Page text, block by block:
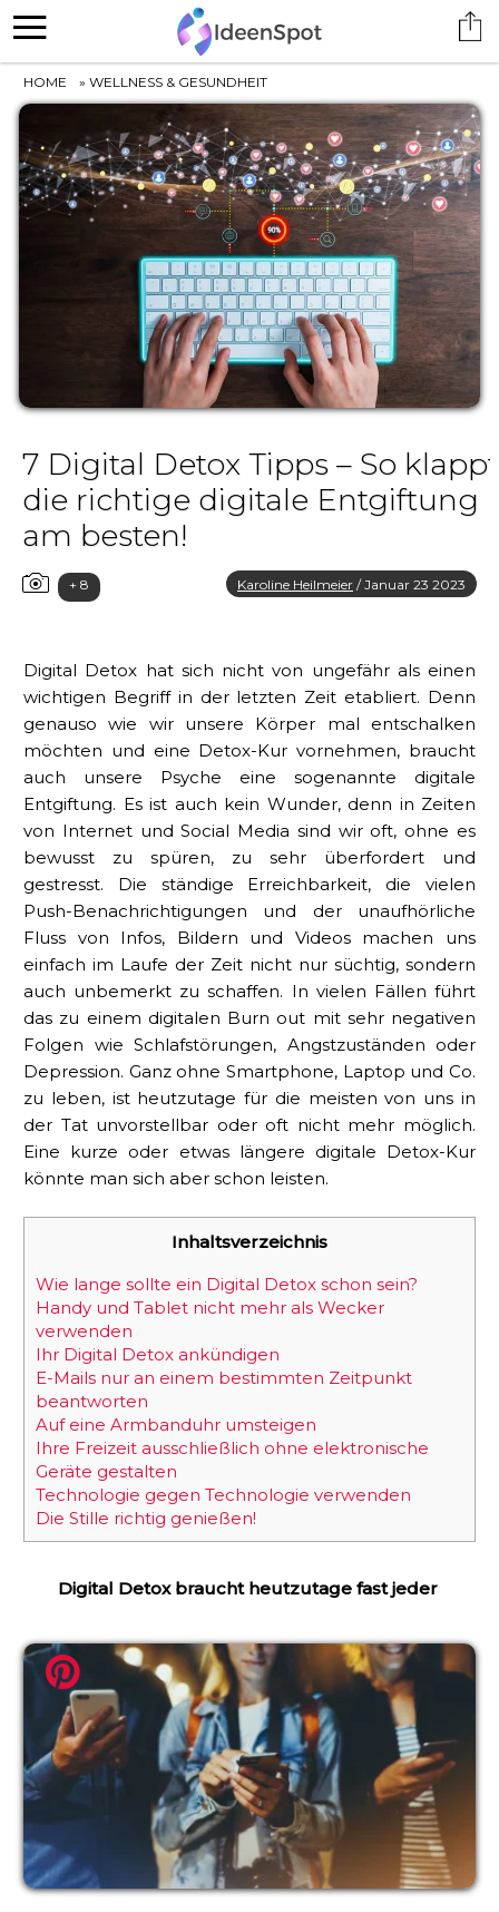
HOME » WELLNESS & GESUNDHEIT
7 Digital Detox Tipps – So klappt
die richtige digitale Entgiftung
am besten!
+ 8 Karoline Heilmeier /Januar 23 2023
Digital Detox hat sich nicht von ungefähr als einen
wichtigen Begriff in der letzten Zeit etabliert. Denn
genauso wie wir unsere Körper mal entschalken
möchten und eine Detox-Kur vornehmen, braucht
auch unsere Psyche eine sogenannte digitale
Entgiftung. Es ist auch kein Wunder, denn in Zeiten
von Internet und Social Media sind wir oft, ohne es
bewusst zu spüren, zu sehr überfordert und
gestresst. Die ständige Erreichbarkeit, die vielen
Push-Benachrichtigungen und der unaufhörliche
Fluss von Infos, Bildern und Videos machen uns
einfach im Laufe der Zeit nicht nur süchtig, sondern
auch unbemerkt zu schaffen. In vielen Fällen führt
das zu einem digitalen Burn out mit sehr negativen
Folgen wie Schlafstörungen, Angstzuständen oder
Depression. Ganz ohne Smartphone, Laptop und Co.
zu leben, ist heutzutage für die meisten von uns in
der Tat unvorstellbar oder oft nicht mehr möglich.
Eine kurze oder etwas längere digitale Detox-Kur
könnte man sich aber schon leisten.
Inhaltsverzeichnis
Wie lange sollte ein Digital Detox schon sein?
Handy und Tablet nicht mehr als Wecker
verwenden
Ihr Digital Detox ankündigen
E-Mails nur an einem bestimmten Zeitpunkt
beantworten
Auf eine Armbanduhr umsteigen
Ihre Freizeit ausschließlich ohne elektronische
Geräte gestalten
Technologie gegen Technologie verwenden
Die Stille richtig genießen!
Digital Detox braucht heutzutage fast jeder